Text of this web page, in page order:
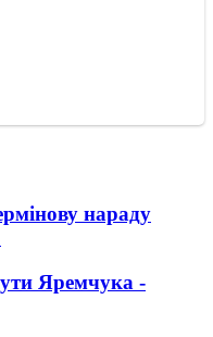
нараду
Яремчука -